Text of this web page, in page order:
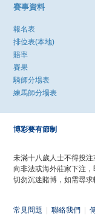
賽事資料
報名表
排位表(本地)
賠率
賽果
騎師分場表
練馬師分場表
博彩要有節制
未滿十八歲人士不得投注
向非法或海外莊家下注，
切勿沉迷賭博，如需尋
常見問題 聯絡我們